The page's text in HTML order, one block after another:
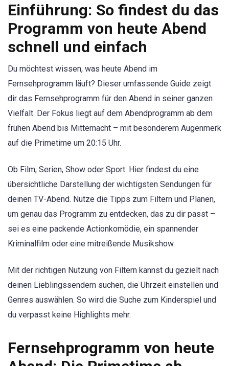
Einführung: So findest du das
Programm von heute Abend
schnell und einfach
Du möchtest wissen, was heute Abend im
Fernsehprogramm läuft? Dieser umfassende Guide zeigt
dir das Fernsehprogramm für den Abend in seiner ganzen
Vielfalt. Der Fokus liegt auf dem Abendprogramm ab dem
frühen Abend bis Mitternacht – mit besonderem Augenmerk
auf die Primetime um 20:15 Uhr.
Ob Film, Serien, Show oder Sport: Hier findest du eine
übersichtliche Darstellung der wichtigsten Sendungen für
deinen TV-Abend. Nutze die Tipps zum Filtern und Planen,
um genau das Programm zu entdecken, das zu dir passt –
sei es eine packende Actionkomödie, ein spannender
Kriminalfilm oder eine mitreißende Musikshow.
Mit der richtigen Nutzung von Filtern kannst du gezielt nach
deinen Lieblingssendern suchen, die Uhrzeit einstellen und
Genres auswählen. So wird die Suche zum Kinderspiel und
du verpasst keine Highlights mehr.
Fernsehprogramm von heute